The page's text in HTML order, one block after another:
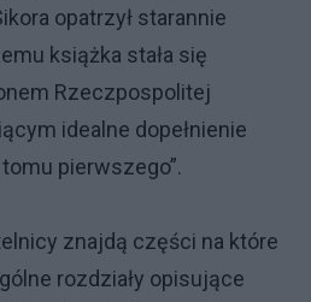
opatrzył starannie
książka stała się
Rzeczpospolitej
idealne dopełnienie
pierwszego”.
znajdą części na które
rozdziały opisujące